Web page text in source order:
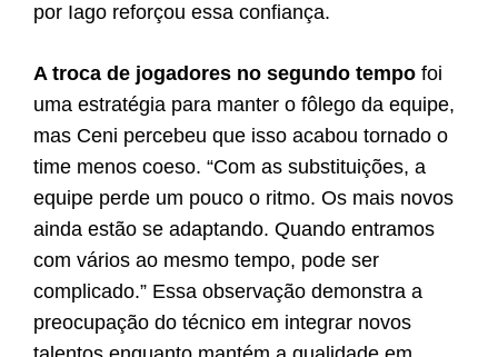
por Iago reforçou essa confiança.
A troca de jogadores no segundo tempo foi
uma estratégia para manter o fôlego da equipe,
mas Ceni percebeu que isso acabou tornado o
time menos coeso. “Com as substituições, a
equipe perde um pouco o ritmo. Os mais novos
ainda estão se adaptando. Quando entramos
com vários ao mesmo tempo, pode ser
complicado.” Essa observação demonstra a
preocupação do técnico em integrar novos